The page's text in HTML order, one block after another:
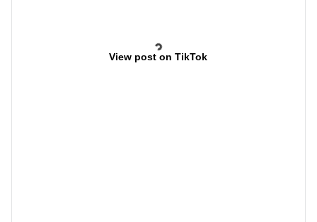
View post on TikTok